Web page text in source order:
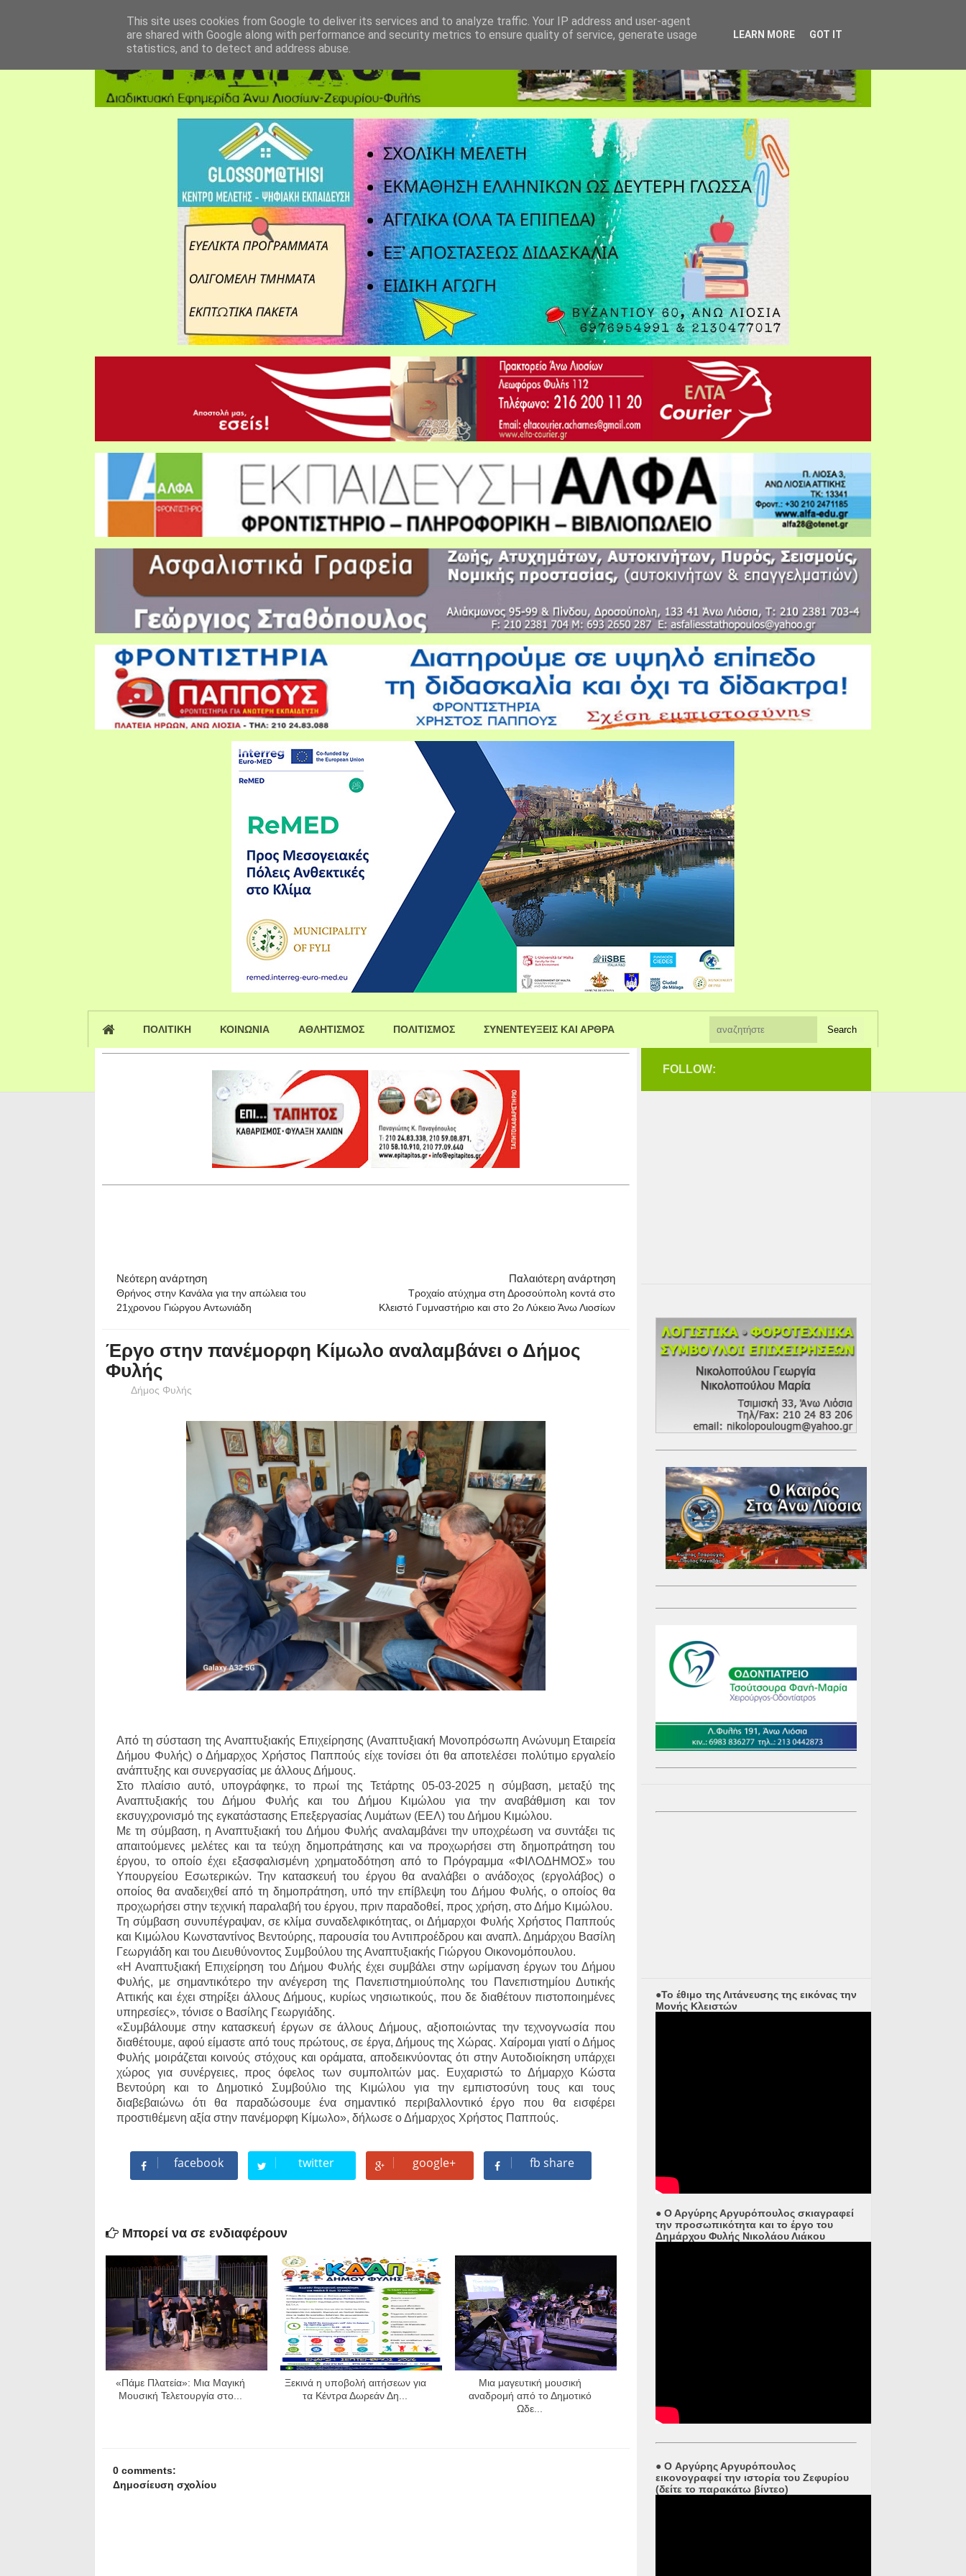
ΠΟΛΙΤΙΚΗ ΚΟΙΝΩΝΙΑ ΑΘΛΗΤΙΣΜΟΣ ΠΟΛΙΤΙΣΜΟΣ ΣΥΝΕΝΤΕΥΞΕΙΣ ΚΑΙ ΑΡΘΡΑ
Νεότερη ανάρτηση
Θρήνος στην Κανάλα για την απώλεια του
21χρονου Γιώργου Αντωνιάδη
Παλαιότερη ανάρτηση
Τροχαίο ατύχημα στη Δροσούπολη κοντά στο
Κλειστό Γυμναστήριο και στο 2ο Λύκειο Άνω Λιοσίων
Έργο στην πανέμορφη Κίμωλο αναλαμβάνει ο Δήμος
Φυλής
Δήμος Φυλής
Από τη σύσταση της Αναπτυξιακής Επιχείρησης (Αναπτυξιακή Μονοπρόσωπη Ανώνυμη Εταιρεία
Δήμου Φυλής) ο Δήμαρχος Χρήστος Παππούς είχε τονίσει ότι θα αποτελέσει πολύτιμο εργαλείο
ανάπτυξης και συνεργασίας με άλλους Δήμους.
Στο πλαίσιο αυτό, υπογράφηκε, το πρωί της Τετάρτης 05-03-2025 η σύμβαση, μεταξύ της
Αναπτυξιακής του Δήμου Φυλής και του Δήμου Κιμώλου για την αναβάθμιση και τον
εκσυγχρονισμό της εγκατάστασης Επεξεργασίας Λυμάτων (ΕΕΛ) του Δήμου Κιμώλου.
Με τη σύμβαση, η Αναπτυξιακή του Δήμου Φυλής αναλαμβάνει την υποχρέωση να συντάξει τις
απαιτούμενες μελέτες και τα τεύχη δημοπράτησης και να προχωρήσει στη δημοπράτηση του
έργου, το οποίο έχει εξασφαλισμένη χρηματοδότηση από το Πρόγραμμα «ΦΙΛΟΔΗΜΟΣ» του
Υπουργείου Εσωτερικών. Την κατασκευή του έργου θα αναλάβει ο ανάδοχος (εργολάβος) ο
οποίος θα αναδειχθεί από τη δημοπράτηση, υπό την επίβλεψη του Δήμου Φυλής, ο οποίος θα
προχωρήσει στην τεχνική παραλαβή του έργου, πριν παραδοθεί, προς χρήση, στο Δήμο Κιμώλου.
Τη σύμβαση συνυπέγραψαν, σε κλίμα συναδελφικότητας, οι Δήμαρχοι Φυλής Χρήστος Παππούς
και Κιμώλου Κωνσταντίνος Βεντούρης, παρουσία του Αντιπροέδρου και αναπλ. Δημάρχου Βασίλη
Γεωργιάδη και του Διευθύνοντος Συμβούλου της Αναπτυξιακής Γιώργου Οικονομόπουλου.
«Η Αναπτυξιακή Επιχείρηση του Δήμου Φυλής έχει συμβάλει στην ωρίμανση έργων του Δήμου
Φυλής, με σημαντικότερο την ανέγερση της Πανεπιστημιούπολης του Πανεπιστημίου Δυτικής
Αττικής και έχει στηρίξει άλλους Δήμους, κυρίως νησιωτικούς, που δε διαθέτουν πιστοποιημένες
υπηρεσίες», τόνισε ο Βασίλης Γεωργιάδης.
«Συμβάλουμε στην κατασκευή έργων σε άλλους Δήμους, αξιοποιώντας την τεχνογνωσία που
διαθέτουμε, αφού είμαστε από τους πρώτους, σε έργα, Δήμους της Χώρας. Χαίρομαι γιατί ο Δήμος
Φυλής μοιράζεται κοινούς στόχους και οράματα, αποδεικνύοντας ότι στην Αυτοδιοίκηση υπάρχει
χώρος για συνέργειες, προς όφελος των συμπολιτών μας. Ευχαριστώ το Δήμαρχο Κώστα
Βεντούρη και το Δημοτικό Συμβούλιο της Κιμώλου για την εμπιστοσύνη τους και τους
διαβεβαιώνω ότι θα παραδώσουμε ένα σημαντικό περιβαλλοντικό έργο που θα εισφέρει
προστιθέμενη αξία στην πανέμορφη Κίμωλο», δήλωσε ο Δήμαρχος Χρήστος Παππούς.
facebook twitter google+ fb share
Μπορεί να σε ενδιαφέρουν
«Πάμε Πλατεία»: Μια Μαγική
Μουσική Τελετουργία στο...
Ξεκινά η υποβολή αιτήσεων για
τα Κέντρα Δωρεάν Δη...
Μια μαγευτική μουσική
αναδρομή από το Δημοτικό
Ωδε...
0 comments:
Δημοσίευση σχολίου
FOLLOW:
●Το έθιμο της Λιτάνευσης της εικόνας την
Μονής Κλειστών
● Ο Αργύρης Αργυρόπουλος σκιαγραφεί
την προσωπικότητα και το έργο του
Δημάρχου Φυλής Νικολάου Λιάκου
● O Αργύρης Αργυρόπουλος
εικονογραφεί την ιστορία του Ζεφυρίου
(δείτε το παρακάτω βίντεο)
This site uses cookies from Google to deliver its services and to analyze traffic. Your IP address and user-agent
are shared with Google along with performance and security metrics to ensure quality of service, generate usage
statistics, and to detect and address abuse.
LEARN MORE GOT IT